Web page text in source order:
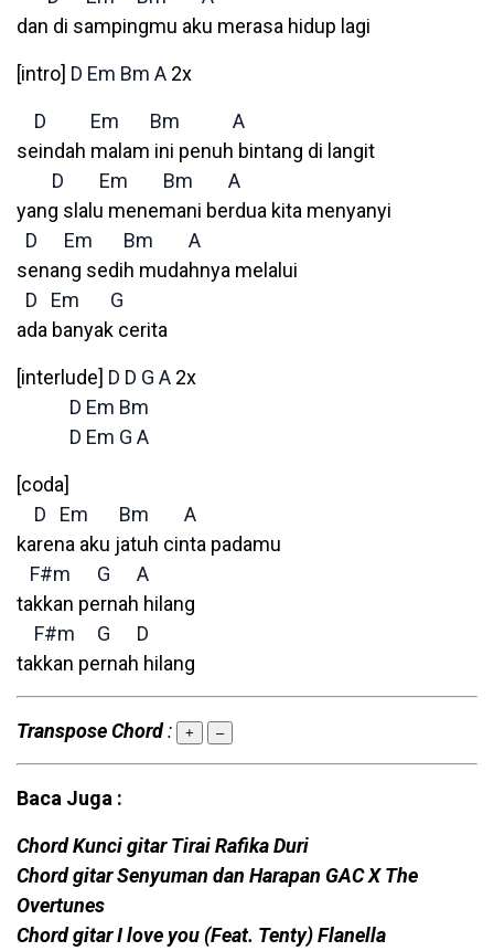
dan di sampingmu aku merasa hidup lagi
[intro] D Em Bm A 2x
D Em Bm
A
seindah malam ini penuh bintang di langit
D
Em Bm
A
yang slalu menemani berdua kita menyanyi
D
Em Bm
A
senang sedih mudahnya melalui
D
Em
G
ada banyak cerita
[interlude] D D G A 2x
D Em Bm
D Em G A
[coda]
D
Em Bm
A
karena aku jatuh cinta padamu
F#m
G
A
takkan pernah hilang
F#m
G
D
takkan pernah hilang
Transpose Chord: + –
Baca Juga :
Chord Kunci gitar Tirai Rafika Duri
Chord gitar Senyuman dan Harapan GAC X The
Overtunes
Chord gitar I love you (Feat. Tenty) Flanella